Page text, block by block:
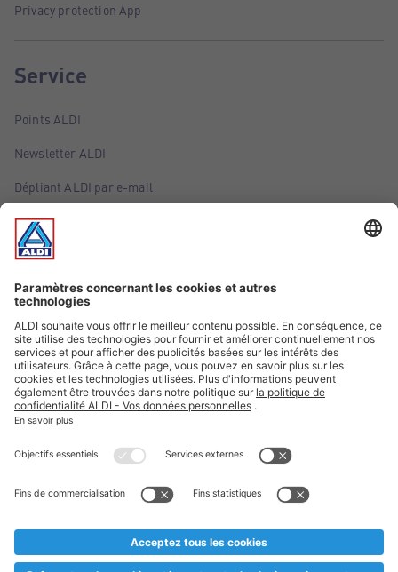
Privacy protection App
Service
Points ALDI
Newsletter ALDI
Dépliant ALDI par e-mail
Offres
Infos essentielles
Suivez ALDI Belgique
Textes marqués d'un astérisque et mentions légales
* Nous vendons ces articles temporairement et jusqu'à
au cas où, malgré le planning bien étudié, nous serions
prématurément en rupture de stock. Prix Recupel et TVA incl.
** Sur ce site, l’utilisation de la forme masculine a été adoptée